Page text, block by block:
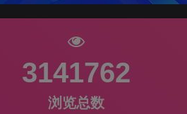
3141762
浏览总数